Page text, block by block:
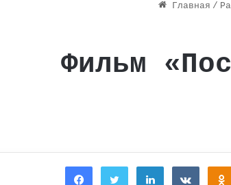
Главная /
Фильм
FacebookTwitterLinkedIn